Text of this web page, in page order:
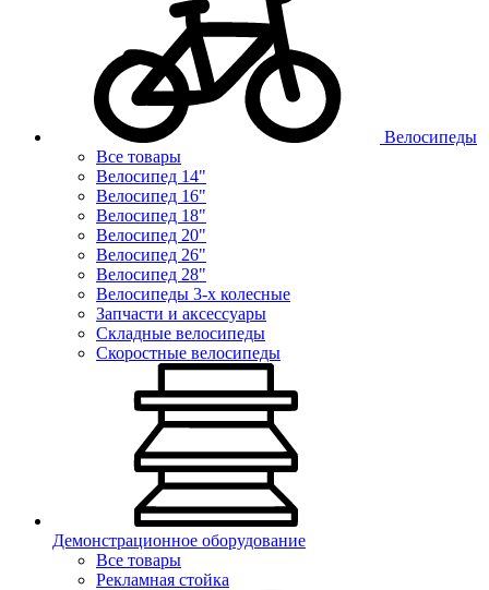
Велосипеды
Все товары
Велосипед 14"
Велосипед 16"
Велосипед 18"
Велосипед 20"
Велосипед 26"
Велосипед 28"
Велосипеды 3-х колесные
Запчасти и аксессуары
Складные велосипеды
Скоростные велосипеды
Демонстрационное оборудование
Все товары
Рекламная стойка